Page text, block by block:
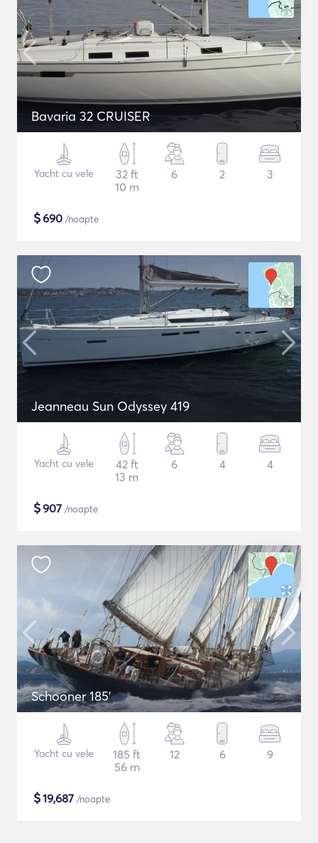
Bavaria 32 CRUISER
Yacht cu vele
32 ft
10 m
6 2 3
$690 /noapte
Jeanneau Sun Odyssey 419
Yacht cu vele
42 ft
13 m
6 4 4
$907 /noapte
Schooner 185'
Yacht cu vele
185 ft
56 m
12 6 9
$19,687 /noapte